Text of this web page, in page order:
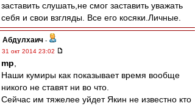
заставить слушать,не смог заставить уважать
себя и свои взгляды. Все его косяки.Личные.
Абдулхаич -
31 окт 2014 23:02
mp
Наши кумиры как показывает время вообще
никого не ставят ни во что.
Сейчас им тяжелее уйдет Якин не известно кто